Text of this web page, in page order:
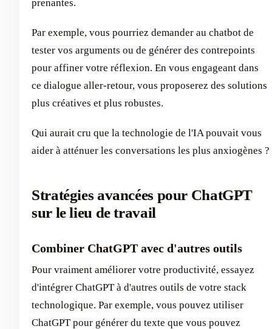
prenantes.
Par exemple, vous pourriez demander au chatbot de
tester vos arguments ou de générer des contrepoints
pour affiner votre réflexion. En vous engageant dans
ce dialogue aller-retour, vous proposerez des solutions
plus créatives et plus robustes.
Qui aurait cru que la technologie de l'IA pouvait vous
aider à atténuer les conversations les plus anxiogènes ?
Stratégies avancées pour ChatGPT
sur le lieu de travail
Combiner ChatGPT avec d'autres outils
Pour vraiment améliorer votre productivité, essayez
d'intégrer ChatGPT à d'autres outils de votre stack
technologique. Par exemple, vous pouvez utiliser
ChatGPT pour générer du texte que vous pouvez